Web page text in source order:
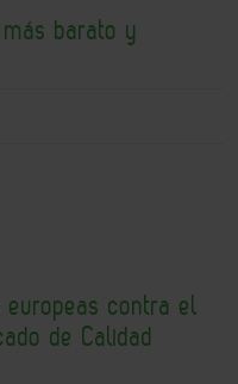
barato y
contra el
de Calidad